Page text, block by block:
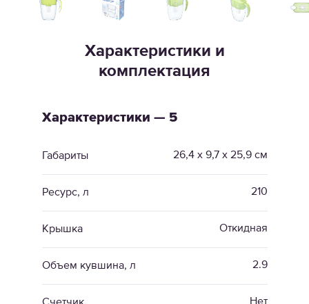
Характеристики и
комплектация
Характеристики — 5
Габариты 26,4 x 9,7 x 25,9 см
Ресурс, л 210
Крышка Откидная
Объем кувшина, л 2.9